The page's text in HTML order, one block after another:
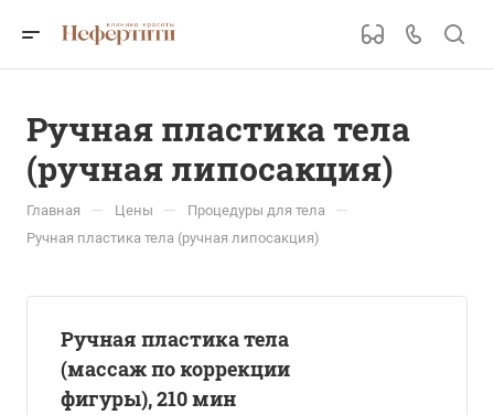
Ручная пластика тела
(ручная липосакция)
Главная — Цены — Процедуры для тела —
Ручная пластика тела (ручная липосакция)
Ручная пластика тела
(массаж по коррекции
фигуры), 210 мин